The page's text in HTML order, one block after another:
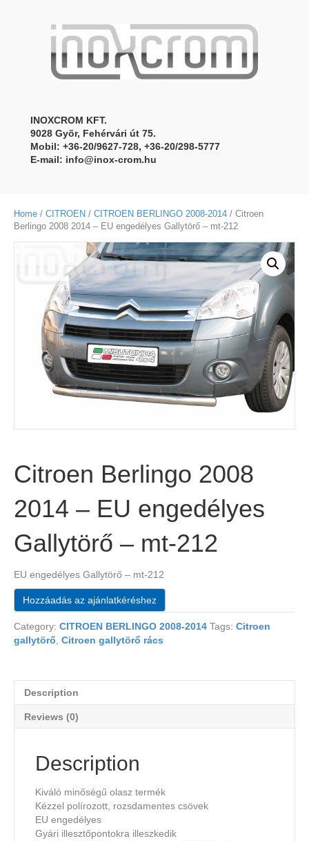
INOXCROM KFT.
9028 Gyõr, Fehérvári út 75.
Mobil: +36-20/9627-728, +36-20/298-5777
E-mail: info@inox-crom.hu
Home / CITROEN / CITROEN BERLINGO 2008-2014 / Citroen
Berlingo 2008 2014 – EU engedélyes Gallytörő – mt-212
Citroen Berlingo 2008
2014 – EU engedélyes
Gallytörő – mt-212
EU engedélyes Gallytörő – mt-212
Hozzáadás az ajánlatkéréshez
Category: CITROEN BERLINGO 2008-2014 Tags: Citroen
gallytörő, Citroen gallytörő rács
Description
Reviews (0)
Description
Kiváló minőségű olasz termék
Kézzel polírozott, rozsdamentes csövek
EU engedélyes
Gyári illesztőpontokra illeszkedik